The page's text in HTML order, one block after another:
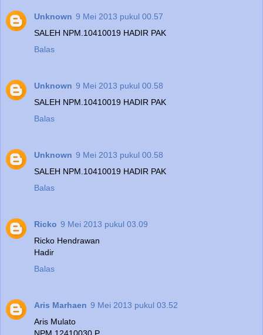
Unknown 9 Mei 2013 pukul 00.57
SALEH NPM.10410019 HADIR PAK
Balas
Unknown 9 Mei 2013 pukul 00.58
SALEH NPM.10410019 HADIR PAK
Balas
Unknown 9 Mei 2013 pukul 00.58
SALEH NPM.10410019 HADIR PAK
Balas
Ricko 9 Mei 2013 pukul 03.09
Ricko Hendrawan
Hadir
Balas
Aris Marhaen 9 Mei 2013 pukul 03.52
Aris Mulato